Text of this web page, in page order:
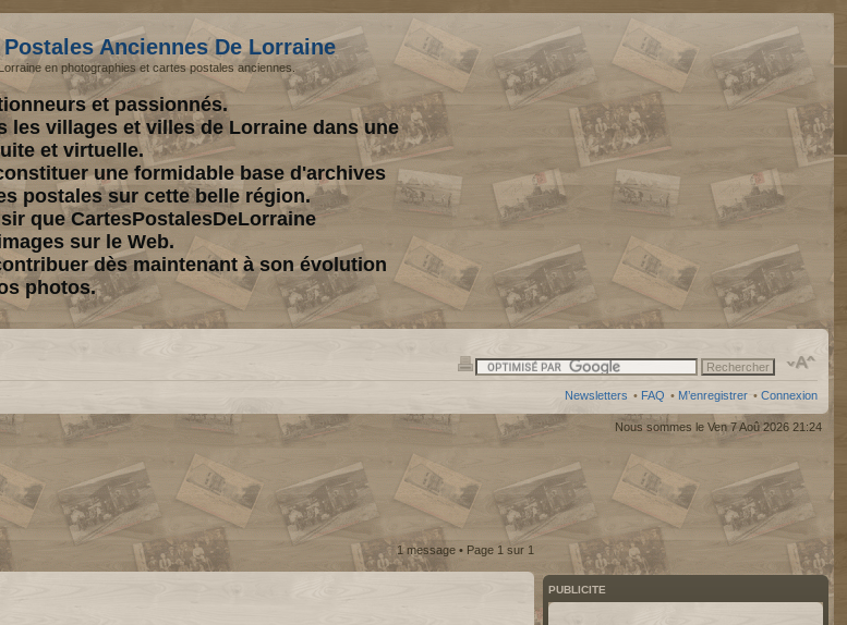
Anciennes De Lorraine
en photographies et cartes postales anciennes.
et passionnés.
les villages et villes de Lorraine dans une
et virtuelle.
une formidable base d'archives
postales sur cette belle région.
que CartesPostalesDeLorraine
sur le Web.
dès maintenant à son évolution
photos.
Newsletters • FAQ • M’enregistrer • Connexion
Nous sommes le Ven 7 Aoû 2026 21:24
1 message • Page 1 sur 1
PUBLICITE